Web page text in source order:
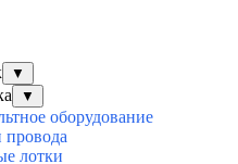
▼
▼
оборудование
провода
лотки